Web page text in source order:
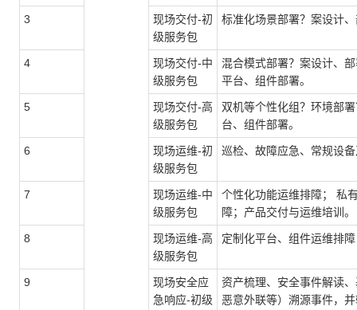
3
现场交付-初
级服务包
标准化场景部署？ 案设计
4
现场交付-中
级服务包
混合模式部署？ 案设计、
平台、组件部署。
5
现场交付-高
级服务包
双机等个性化组？ 环境部署
台、组件部署。
6
现场运维-初
级服务包
巡检、故障应急、常规设
7
现场运维-中
级服务包
个性化功能运维排障； 私
障；产品交付与运维培训。
8
现场运维-高
级服务包
定制化平台、组件运维排
9
现场安全应
急响应-初级
资产梳理、安全事件解读
恶意外联等）溯源事件，